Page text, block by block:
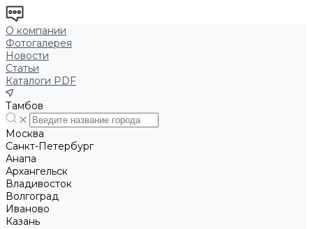
О компании
Фотогалерея
Новости
Статьи
Каталоги PDF
Тамбов
Москва
Санкт-Петербург
Анапа
Архангельск
Владивосток
Волгоград
Иваново
Казань